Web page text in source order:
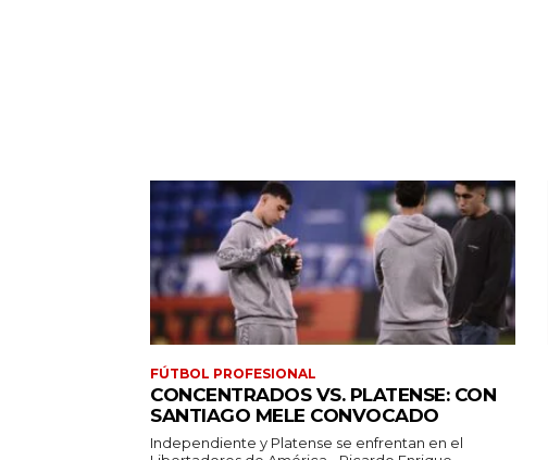
FÚTBOL PROFESIONAL
CONCENTRADOS VS. PLATENSE: CON
SANTIAGO MELE CONVOCADO
Independiente y Platense se enfrentan en el